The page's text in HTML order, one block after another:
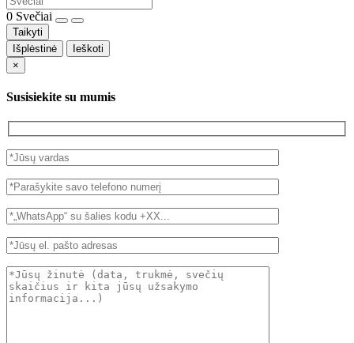
0 Svečiai
Taikyti
Išplėstinė
Ieškoti
×
Susisiekite su mumis